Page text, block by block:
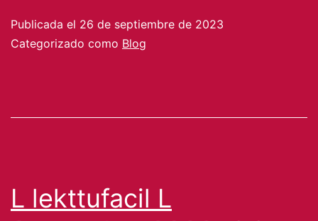
Septiembre
Publicada el 26 de septiembre de 2023
Categorizado como Blog
L lekttufacil L